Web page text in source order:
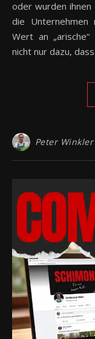
oder wurden
die
Wert an
nicht nur dazu,
Peter Winkler